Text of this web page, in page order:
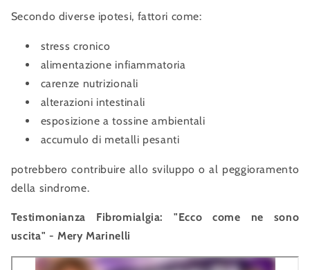
Secondo diverse ipotesi, fattori come:
stress cronico
alimentazione infiammatoria
carenze nutrizionali
alterazioni intestinali
esposizione a tossine ambientali
accumulo di metalli pesanti
potrebbero contribuire allo sviluppo o al peggioramento
della sindrome.
Testimonianza Fibromialgia: "Ecco come ne sono
uscita" - Mery Marinelli